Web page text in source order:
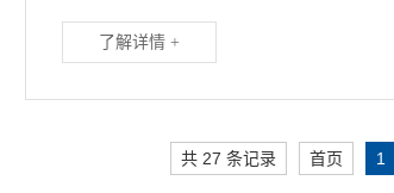
了解详情 +
共 27 条记录 首页 1